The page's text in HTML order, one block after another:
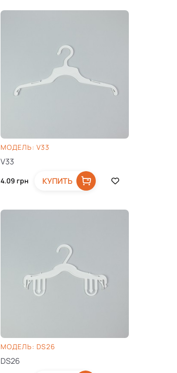
МОДЕЛЬ: V33
V33
4.09 грн КУПИТЬ
МОДЕЛЬ: DS26
DS26